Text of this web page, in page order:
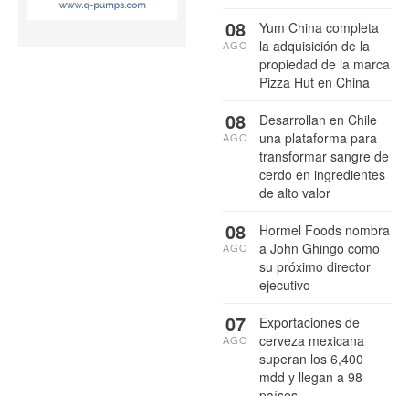
Yum China completa
la adquisición de la
propiedad de la marca
Pizza Hut en China
08
AGO
Desarrollan en Chile
una plataforma para
transformar sangre de
cerdo en ingredientes
de alto valor
08
AGO
Hormel Foods nombra
a John Ghingo como
su próximo director
ejecutivo
08
AGO
Exportaciones de
cerveza mexicana
superan los 6,400
mdd y llegan a 98
07
AGO